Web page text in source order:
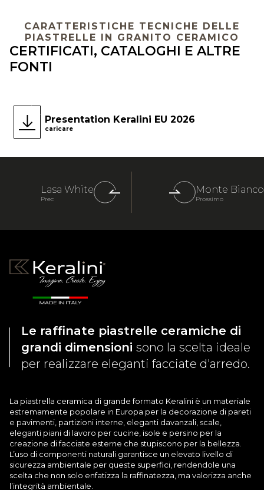
CARATTERISTICHE TECNICHE DELLE
PIASTRELLE IN GRANITO CERAMICO
CERTIFICATI, CATALOGHI E ALTRE
FONTI
Presentation Keralini EU 2026
caricare
Lasa White
Prec
Monte Bianco
Prossimo
Le raffinate piastrelle ceramiche di
grandi dimensioni sono la scelta ideale
per realizzare eleganti facciate d'arredo.
La piastrella ceramica di grande formato Keralini è un materiale
estremamente popolare in Europa per la decorazione di pareti
e pavimenti, partizioni interne, eleganti davanzali, scale,
eleganti piani di lavoro per cucine, isole e persino per la
creazione di facciate esterne che stupiscono per la bellezza.
L’uso di componenti naturali garantisce un elevato livello di
sicurezza ambientale per queste superfici, rendendole una
scelta che non solo enfatizza la raffinatezza, ma valorizza anche
l’integrità ambientale.